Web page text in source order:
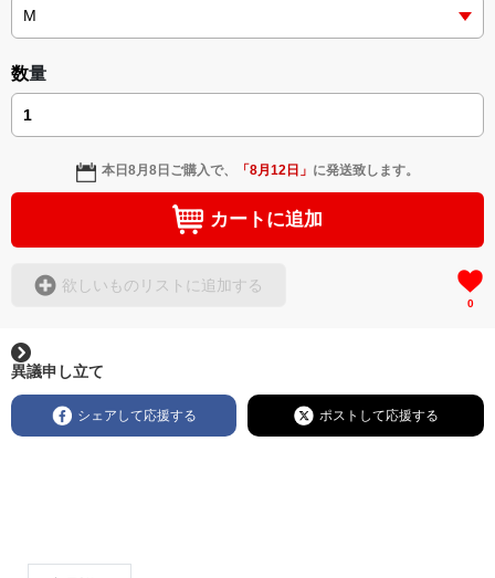
数量
本日8月8日 ご購入で、 「8月12日 」 に発送致します。
カートに追加
欲しいものリストに追加する
0
異議申し立て
シェアして応援する ポストして応援する